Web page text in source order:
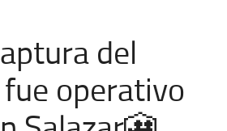
del
operativo